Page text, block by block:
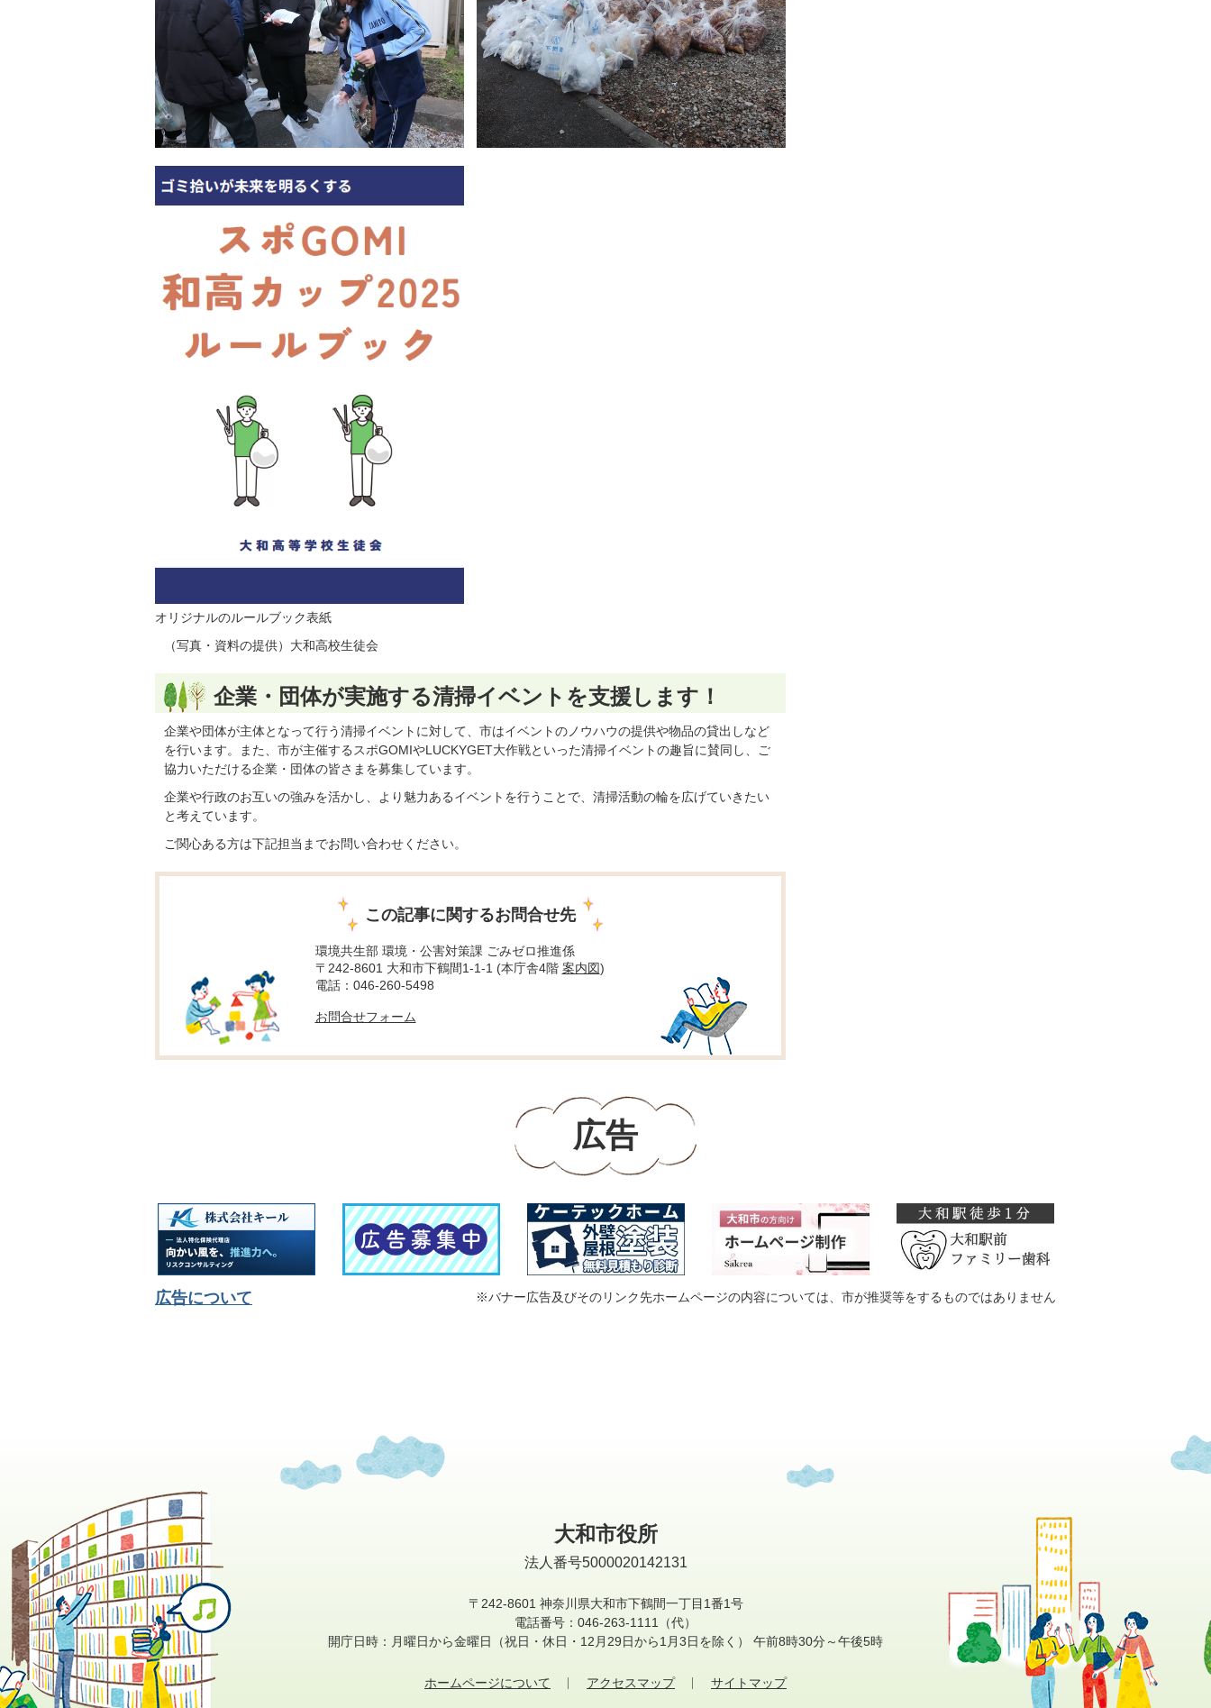
オリジナルのルールブック表紙
（写真・資料の提供）大和高校生徒会
企業・団体が実施する清掃イベントを支援します！
企業や団体が主体となって行う清掃イベントに対して、市はイベントのノウハウの提供や物品の貸出しなど
を行います。また、市が主催するスポGOMIやLUCKYGET大作戦といった清掃イベントの趣旨に賛同し、ご
協力いただける企業・団体の皆さまを募集しています。
企業や行政のお互いの強みを活かし、より魅力あるイベントを行うことで、清掃活動の輪を広げていきたい
と考えています。
ご関心ある方は下記担当までお問い合わせください。
この記事に関するお問合せ先
環境共生部 環境・公害対策課 ごみゼロ推進係
〒242-8601 大和市下鶴間1-1-1 (本庁舎4階 案内図)
電話：046-260-5498
お問合せフォーム
広告
広告について ※バナー広告及びそのリンク先ホームページの内容については、市が推奨等をするものではありません
大和市役所
法人番号5000020142131
〒242-8601 神奈川県大和市下鶴間一丁目1番1号
電話番号：046-263-1111（代）
開庁日時：月曜日から金曜日
（祝日・休日・12月29日から1月3日を除く） 午前8時30分～午後5時
ホームページについて アクセスマップ サイトマップ